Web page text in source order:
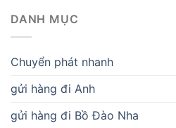
DANH MỤC
Chuyển phát nhanh
gửi hàng đi Anh
gửi hàng đi Bồ Đào Nha